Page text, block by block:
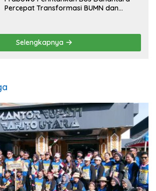
Percepat Transformasi BUMN dan
Selengkapnya